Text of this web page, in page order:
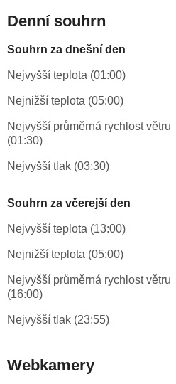
Denní souhrn
Souhrn za dnešní den
Nejvyšší teplota (01:00)
Nejnižší teplota (05:00)
Nejvyšší průměrná rychlost větru
(01:30)
Nejvyšší tlak (03:30)
Souhrn za včerejší den
Nejvyšší teplota (13:00)
Nejnižší teplota (05:00)
Nejvyšší průměrná rychlost větru
(16:00)
Nejvyšší tlak (23:55)
Webkamery